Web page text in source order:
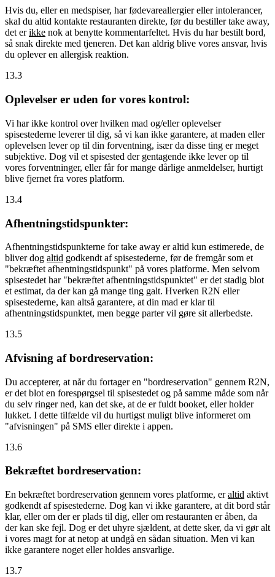
Hvis du, eller en medspiser, har fødevareallergier eller intolerancer,
skal du altid kontakte restauranten direkte, før du bestiller take away,
det erikke nok at benytte kommentarfeltet. Hvis du har bestilt bord,
så snak direkte med tjeneren. Det kan aldrig blive vores ansvar, hvis
du oplever en allergisk reaktion.
13.3
Oplevelser er uden for vores kontrol:
Vi har ikke kontrol over hvilken mad og/eller oplevelser
spisestederne leverer til dig, så vi kan ikke garantere, at maden eller
oplevelsen lever op til din forventning, især da disse ting er meget
subjektive. Dog vil et spisested der gentagende ikke lever op til
vores forventninger, eller får for mange dårlige anmeldelser, hurtigt
blive fjernet fra vores platform.
13.4
Afhentningstidspunkter:
Afhentningstidspunkterne for take away er altid kun estimerede, de
bliver dog altid godkendt af spisestederne, før de fremgår som et
"bekræftet afhentningstidspunkt" på vores platforme. Men selvom
spisestedet har "bekræftet afhentningstidspunktet" er det stadig blot
et estimat, da der kan gå mange ting galt. Hverken R2N eller
spisestederne, kan altså garantere, at din mad er klar til
afhentningstidspunktet, men begge parter vil gøre sit allerbedste.
13.5
Afvisning af bordreservation:
Du accepterer, at når du fortager en "bordreservation" gennem R2N,
er det blot en forespørgsel til spisestedet og på samme måde som når
du selv ringer ned, kan det ske, at de er fuldt booket, eller holder
lukket. I dette tilfælde vil du hurtigst muligt blive informeret om
"afvisningen" på SMS eller direkte i appen.
13.6
Bekræftet bordreservation:
En bekræftet bordreservation gennem vores platforme, eraltid aktivt
godkendt af spisestederne. Dog kan vi ikke garantere, at dit bord står
klar, eller om der er plads til dig, eller om restauranten er åben, da
der kan ske fejl. Dog er det uhyre sjældent, at dette sker, da vi gør alt
i vores magt for at netop at undgå en sådan situation. Men vi kan
ikke garantere noget eller holdes ansvarlige.
13.7